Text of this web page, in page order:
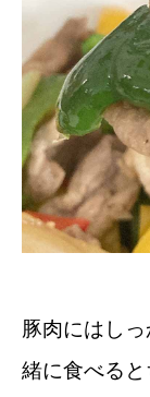
豚肉にはし
緒に食べる